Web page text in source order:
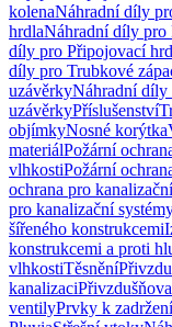
kolenaNáhradní díly
hrdlaNáhradní díly pro
díly pro Připojovací
díly pro Trubkové
uzávěrkyNáhradní díly
uzávěrkyPříslušenství
objímkyNosné korýtka
materiálPožární
vlhkostiPožární
ochrana pro
pro kanalizační
šířeného konstrukcemi
konstrukcemi a proti
vlhkostiTěsnění
kanalizaci
ventilyPrvky k